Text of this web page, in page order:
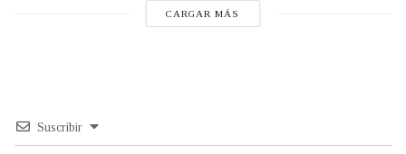
CARGAR MÁS
Suscribir